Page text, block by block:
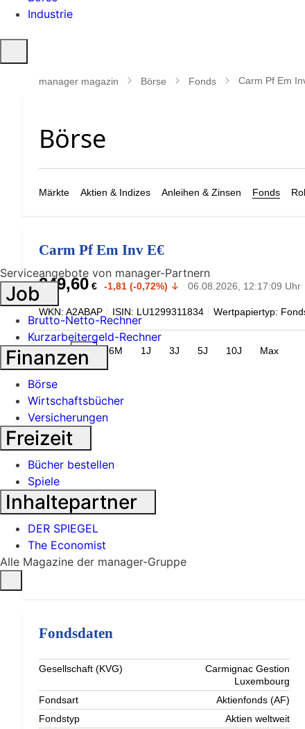
Industrie
öffnen
manager magazin Börse Fonds Carm Pf Em
Märkte Aktien & Indizes Anleihen & Zinsen Fonds
Carm Pf Em Inv E€
249,60 € -1,81 (-0,72%) 06.08.2026, 12:17:09 Uhr
WKN: A2ABAP ISIN: LU1299311834 Wertpapiertyp:
6M 1J 3J 5J 10J Max
Fondsdaten
Gesellschaft (KVG)
Carmignac Gestion
Luxembourg
Fondsart
Aktienfonds (AF)
Fondstyp
Aktien weltweit
Serviceangebote von manager-Partnern
Job
Brutto-Netto-Rechner
Kurzarbeitergeld-Rechner
Finanzen
Börse
Wirtschaftsbücher
Versicherungen
Freizeit
Bücher bestellen
Spiele
Inhaltepartner
DER SPIEGEL
The Economist
Alle Magazine der manager-Gruppe